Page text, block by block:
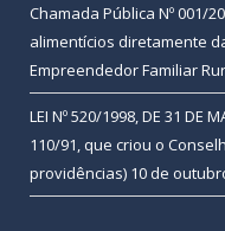
Chamada Pública Nº 001/
alimentícios diretamente
Empreendedor Familiar
LEI Nº 520/1998, DE 31 DE
110/91, que criou o
providências) 10 de